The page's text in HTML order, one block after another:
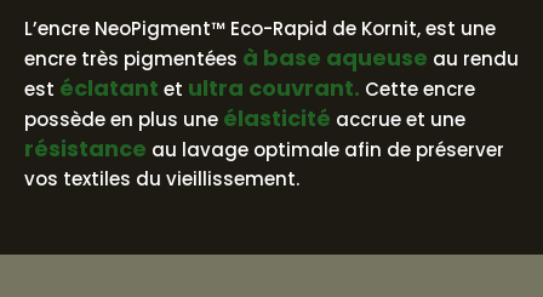
L’encre NeoPigment™ Eco-Rapid de Kornit, est une
encre très pigmentées à base aqueuse au rendu
est éclatant et ultra couvrant. Cette encre
possède en plus une élasticité accrue et une
résistance au lavage optimale afin de préserver
vos textiles du vieillissement.